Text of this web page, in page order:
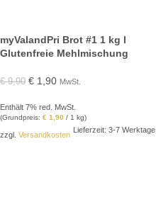
myValandPri Brot #1 1 kg l
Glutenfreie Mehlmischung
€9,90 € 1,90 MwSt.
Enthält 7% red. MwSt.
(Grundpreis: € 1,90 / 1 kg)
zzgl. Versandkosten
Lieferzeit: 3-7 Werktage